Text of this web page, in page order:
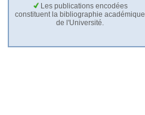
Les publications encodées
constituent la bibliographie académique
de l'Université.